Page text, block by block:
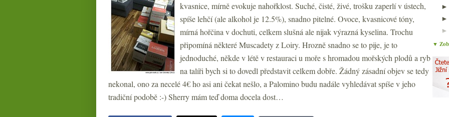
kvasnice, mírně evokuje nahořklost. Suché, čisté, živé, trošku zaperlí v ústech,
spíše lehčí (ale alkohol je 12.5%), snadno pitelné. Ovoce, kvasnicové tóny,
mírná hořčina v dochuti, celkem slušná ale nijak výrazná kyselina. Trochu
připomíná některé Muscadety z Loiry. Hrozně snadno se to pije, je to
jednoduché, někde v létě v restauraci u moře s hromadou mořských plodů a ryb
na talíři bych si to dovedl představit celkem dobře. Žádný zásadní objev se tedy
nekonal, ono za necelé 4€ ho asi ani čekat nešlo, a Palomino budu nadále vyhledávat spíše v jeho
tradiční podobě :-) Sherry mám teď doma docela dost…
▼